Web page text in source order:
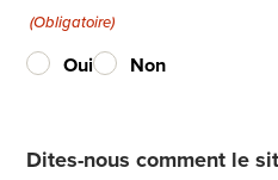
(Obligatoire)
Oui Non
Dites-nous comment le